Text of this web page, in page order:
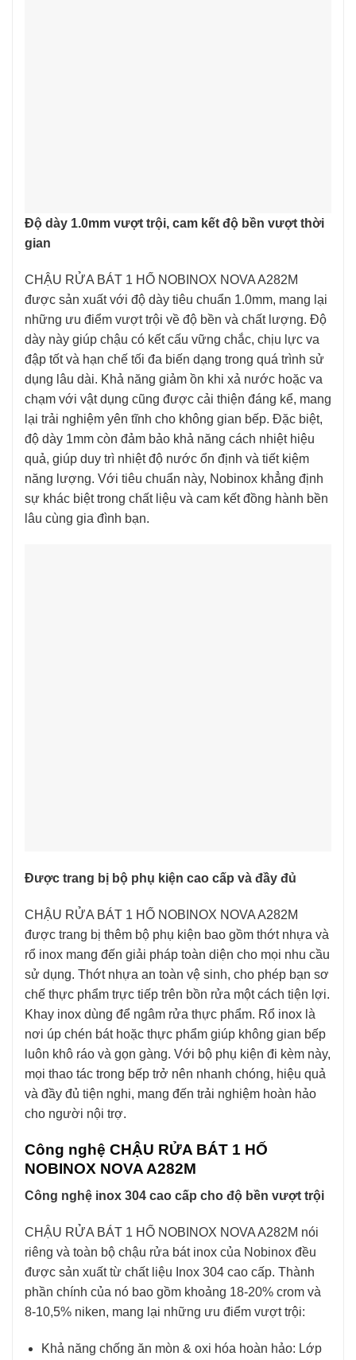
Độ dày 1.0mm vượt trội, cam kết độ bền vượt thời
gian
CHẬU RỬA BÁT 1 HỐ NOBINOX NOVA A282M
được sản xuất với độ dày tiêu chuẩn 1.0mm, mang lại
những ưu điểm vượt trội về độ bền và chất lượng. Độ
dày này giúp chậu có kết cấu vững chắc, chịu lực va
đập tốt và hạn chế tối đa biến dạng trong quá trình sử
dụng lâu dài. Khả năng giảm ồn khi xả nước hoặc va
chạm với vật dụng cũng được cải thiện đáng kể, mang
lại trải nghiệm yên tĩnh cho không gian bếp. Đặc biệt,
độ dày 1mm còn đảm bảo khả năng cách nhiệt hiệu
quả, giúp duy trì nhiệt độ nước ổn định và tiết kiệm
năng lượng. Với tiêu chuẩn này, Nobinox khẳng định
sự khác biệt trong chất liệu và cam kết đồng hành bền
lâu cùng gia đình bạn.
Được trang bị bộ phụ kiện cao cấp và đầy đủ
CHẬU RỬA BÁT 1 HỐ NOBINOX NOVA A282M
được trang bị thêm bộ phụ kiện bao gồm thớt nhựa và
rổ inox mang đến giải pháp toàn diện cho mọi nhu cầu
sử dụng. Thớt nhựa an toàn vệ sinh, cho phép bạn sơ
chế thực phẩm trực tiếp trên bồn rửa một cách tiện lợi.
Khay inox dùng để ngâm rửa thực phẩm. Rổ inox là
nơi úp chén bát hoặc thực phẩm giúp không gian bếp
luôn khô ráo và gọn gàng. Với bộ phụ kiện đi kèm này,
mọi thao tác trong bếp trở nên nhanh chóng, hiệu quả
và đầy đủ tiện nghi, mang đến trải nghiệm hoàn hảo
cho người nội trợ.
Công nghệ CHẬU RỬA BÁT 1 HỐ
NOBINOX NOVA A282M
Công nghệ inox 304 cao cấp cho độ bền vượt trội
CHẬU RỬA BÁT 1 HỐ NOBINOX NOVA A282M nói
riêng và toàn bộ chậu rửa bát inox của Nobinox đều
được sản xuất từ chất liệu Inox 304 cao cấp. Thành
phần chính của nó bao gồm khoảng 18-20% crom và
8-10,5% niken, mang lại những ưu điểm vượt trội:
Khả năng chống ăn mòn & oxi hóa hoàn hảo: Lớp